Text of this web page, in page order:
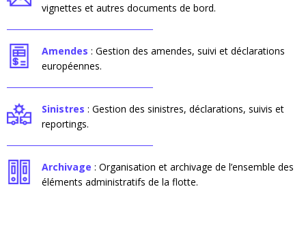
vignettes et autres documents de bord.
Amendes : Gestion des amendes, suivi et déclarations
européennes.
Sinistres : Gestion des sinistres, déclarations, suivis et
reportings.
Archivage : Organisation et archivage de l’ensemble des
éléments administratifs de la flotte.